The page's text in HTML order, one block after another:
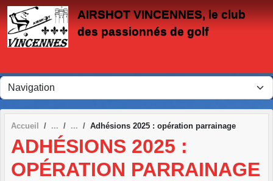
AIRSHOT VINCENNES, le club
des passionnés de golf
Accueil Adhésions 2025 : opération parrainage
ADHÉSIONS 2025 :
OPÉRATION PARRAINAGE
Panneau de gestion des cookies